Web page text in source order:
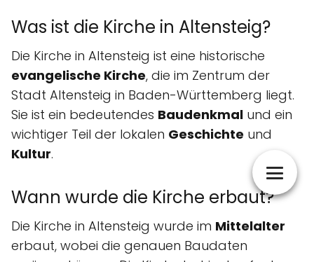
Was ist die Kirche in Altensteig?
Die Kirche in Altensteig ist eine historische
evangelische Kirche, die im Zentrum der
Stadt Altensteig in Baden-Württemberg liegt.
Sie ist ein bedeutendes Baudenkmal und ein
wichtiger Teil der lokalen Geschichte und
Kultur.
Wann wurde die Kirche erbaut?
Die Kirche in Altensteig wurde im Mittelalter
erbaut, wobei die genauen Baudaten